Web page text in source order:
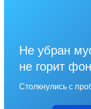
Не убран
не горит
Столкнулись с